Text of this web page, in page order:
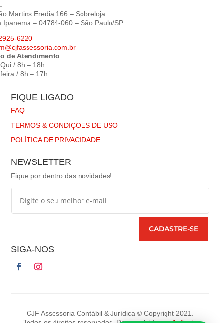
Martins Eredia,166 – Sobreloja
Ipanema – 04784-060 – São Paulo/SP
6220
de Atendimento
/ 8h – 18h
/ 8h – 17h.
FIQUE LIGADO
FAQ
TERMOS & CONDIÇOES DE USO
POLÍTICA DE PRIVACIDADE
NEWSLETTER
Fique por dentro das novidades!
CADASTRE-SE
SIGA-NOS
CJF Assessoria Contábil & Jurídica © Copyright 2021.